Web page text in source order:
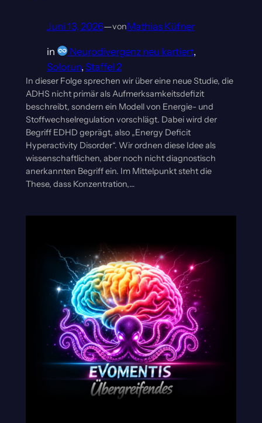
Juni 13, 2026—vonMathias Küfner
in Neurodivergenz neu kartiert
Solorun, Staffel 2
In dieser Folge sprechen wir über eine neue Studie, die
ADHS nicht primär als Aufmerksamkeitsdefizit
beschreibt, sondern ein Modell von Energie- und
Stoffwechselregulation vorschlägt. Dabei wird der
Begriff EDHD geprägt, also „Energy Deficit
Hyperactivity Disorder“. Wir ordnen diese Idee als
wissenschaftlichen, aber noch nicht diagnostisch
anerkannten Begriff ein. Im Mittelpunkt steht die
These, dass Konzentration,…